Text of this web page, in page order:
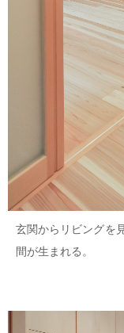
玄関からリビングを
間が生まれる。